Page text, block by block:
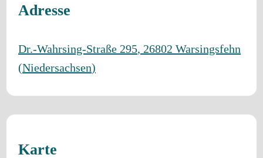
Adresse
Dr.-Wahrsing-Straße 295, 26802 Warsingsfehn
(Niedersachsen)
Karte